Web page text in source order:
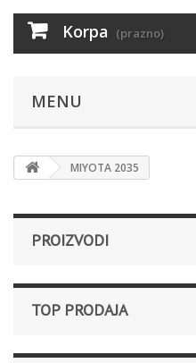
Korpa (prazno)
MENU
MIYOTA 2035
PROIZVODI
TOP PRODAJA